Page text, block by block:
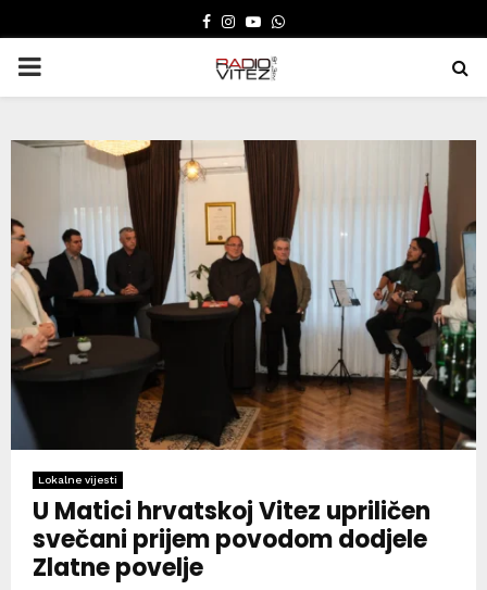
FACEBOOK
INSTAGRAM
YOUTUBE
WHATSAPP
PRIMARY
Lokalne vijesti
U Matici hrvatskoj Vitez upriličen
svečani prijem povodom dodjele
Zlatne povelje